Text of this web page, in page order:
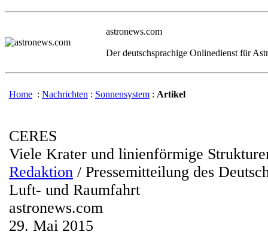
astronews.com
Der deutschsprachige Onlinedienst für
Home : Nachrichten : Sonnensystem : Artikel
CERES
Viele Krater und linienförmige
Redaktion / Pressemitteilung des
Luft- und Raumfahrt
astronews.com
29. Mai 2015